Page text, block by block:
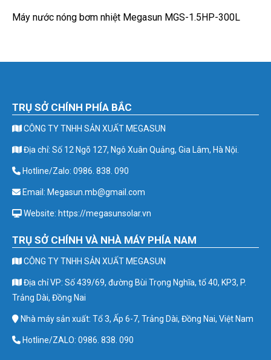
Máy nước nóng bơm nhiệt Megasun MGS-1.5HP-300L
TRỤ SỞ CHÍNH PHÍA BẮC
CÔNG TY TNHH SẢN XUẤT MEGASUN
Địa chỉ: Số 12 Ngõ 127, Ngô Xuân Quảng, Gia Lâm, Hà Nội.
Hotline/Zalo: 0986. 838. 090
Email: Megasun.mb@gmail.com
Website: https://megasunsolar.vn
TRỤ SỞ CHÍNH VÀ NHÀ MÁY PHÍA NAM
CÔNG TY TNHH SẢN XUẤT MEGASUN
Địa chỉ VP: Số 439/69, đường Bùi Trọng Nghĩa, tổ 40, KP3, P.
Trảng Dài, Đồng Nai
Nhà máy sản xuất: Tổ 3, Ấp 6-7, Trảng Dài, Đồng Nai, Việt Nam
Hotline/ZALO: 0986. 838. 090